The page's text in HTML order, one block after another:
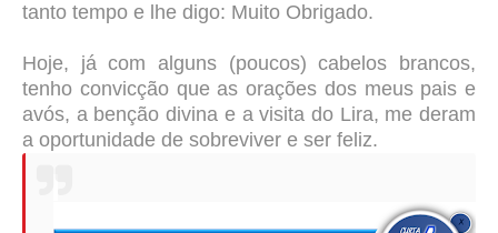
tanto tempo e lhe digo: Muito Obrigado.
Hoje, já com alguns (poucos) cabelos brancos,
tenho convicção que as orações dos meus pais e
avós, a benção divina e a visita do Lira, me deram
a oportunidade de sobreviver e ser feliz.